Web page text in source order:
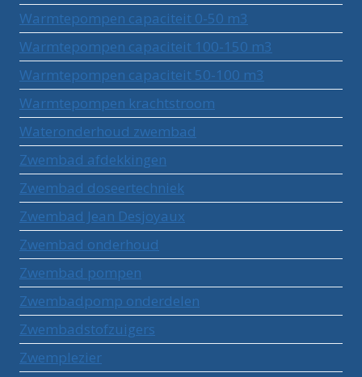
Warmtepompen capaciteit 0-50 m3
Warmtepompen capaciteit 100-150 m3
Warmtepompen capaciteit 50-100 m3
Warmtepompen krachtstroom
Wateronderhoud zwembad
Zwembad afdekkingen
Zwembad doseertechniek
Zwembad Jean Desjoyaux
Zwembad onderhoud
Zwembad pompen
Zwembadpomp onderdelen
Zwembadstofzuigers
Zwemplezier